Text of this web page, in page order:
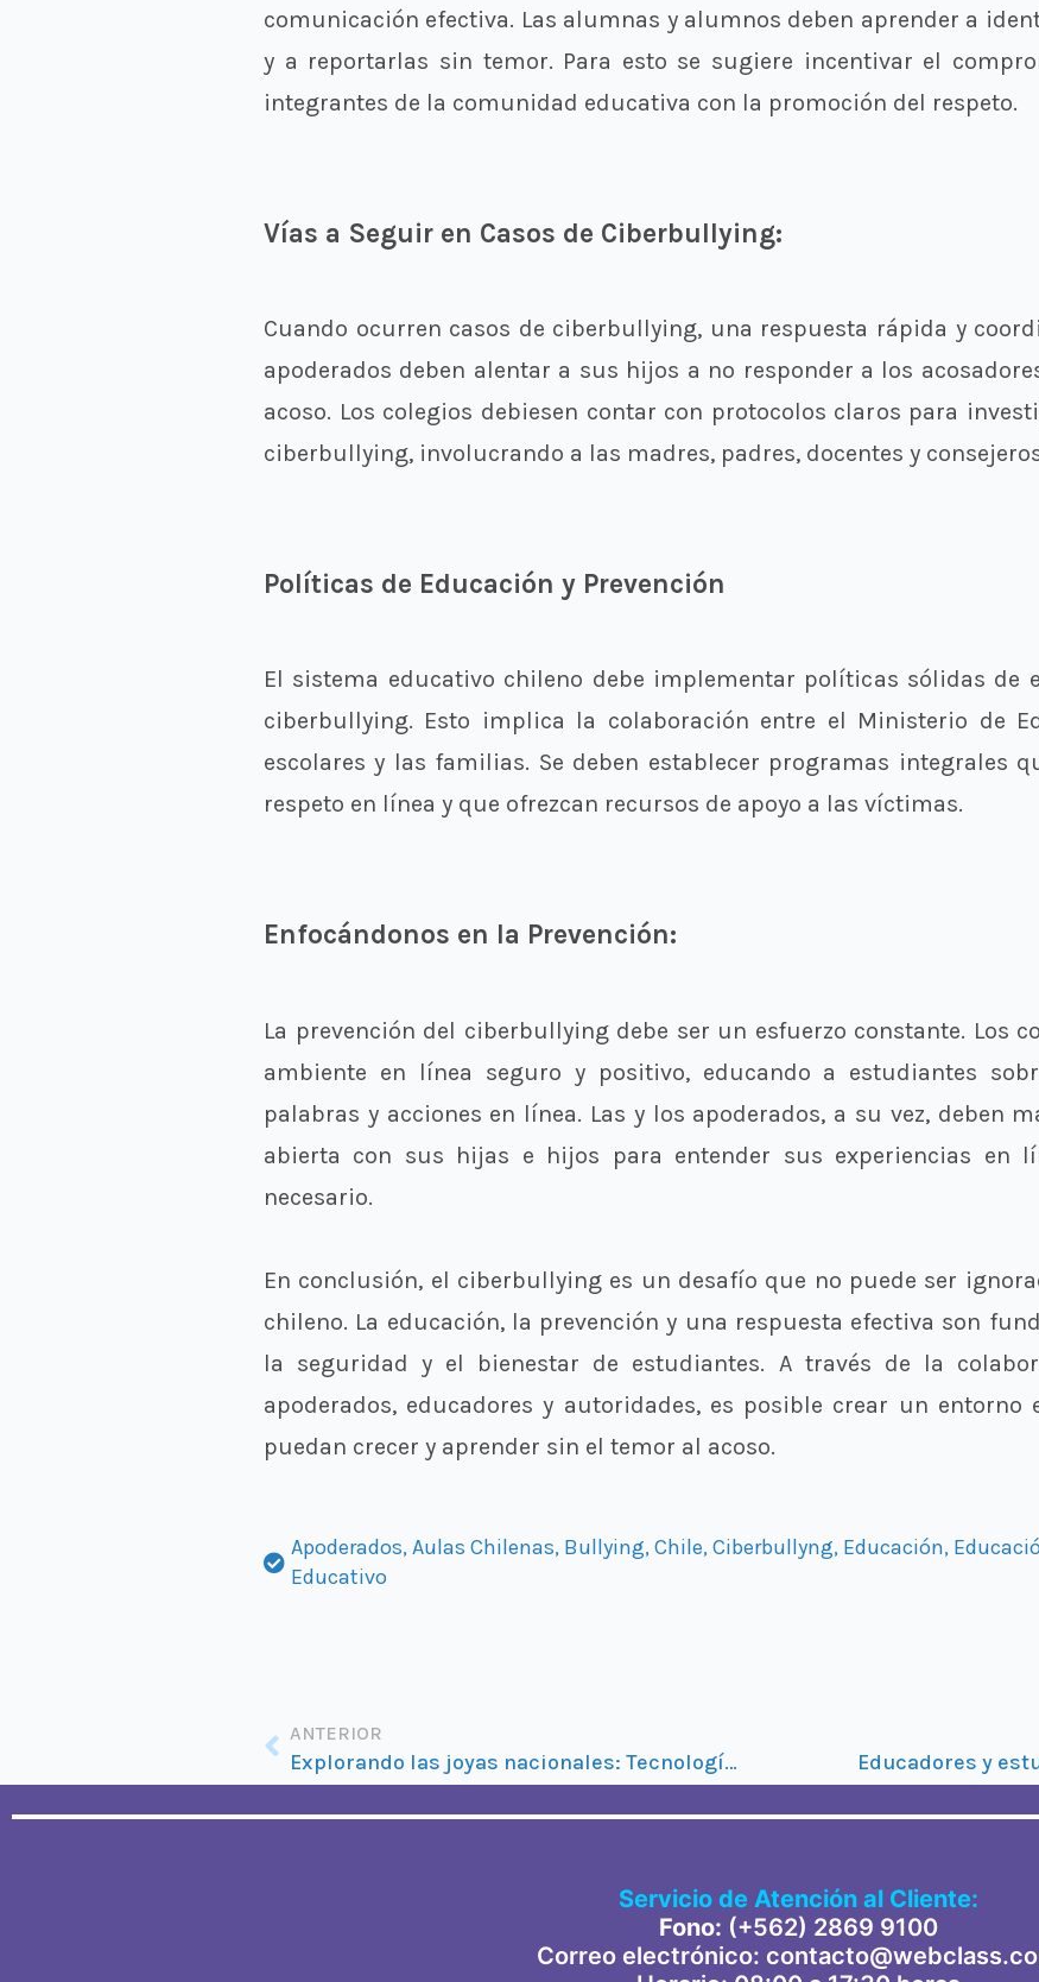
comunicación efectiva. Las alumnas y alumnos deben aprender a
y a reportarlas sin temor. Para esto se sugiere incentivar el
integrantes de la comunidad educativa con la promoción del respeto.
Vías a Seguir en Casos de Ciberbullying:
Cuando ocurren casos de ciberbullying, una respuesta rápida y
apoderados deben alentar a sus hijos a no responder a los
acoso. Los colegios debiesen contar con protocolos claros para
ciberbullying, involucrando a las madres, padres, docentes y
Políticas de Educación y Prevención
El sistema educativo chileno debe implementar políticas sólidas de
ciberbullying. Esto implica la colaboración entre el Ministerio de
escolares y las familias. Se deben establecer programas integrales
respeto en línea y que ofrezcan recursos de apoyo a las víctimas.
Enfocándonos en la Prevención:
La prevención del ciberbullying debe ser un esfuerzo constante. Los
ambiente en línea seguro y positivo, educando a estudiantes
palabras y acciones en línea. Las y los apoderados, a su vez, deben
abierta con sus hijas e hijos para entender sus experiencias en
necesario.
En conclusión, el ciberbullying es un desafío que no puede ser
chileno. La educación, la prevención y una respuesta efectiva son
la seguridad y el bienestar de estudiantes. A través de la
apoderados, educadores y autoridades, es posible crear un entorno
puedan crecer y aprender sin el temor al acoso.
Apoderados,Aulas Chilenas, Bullying,Chile,Ciberbullyng, Educación,
Educativo
Ant
ANTERIOR
Explorando las joyas nacionales: Tecnologías educativas chilenas
Servicio de Atención al Cliente:
Fono: (+562) 2869 9100
Correo electrónico: